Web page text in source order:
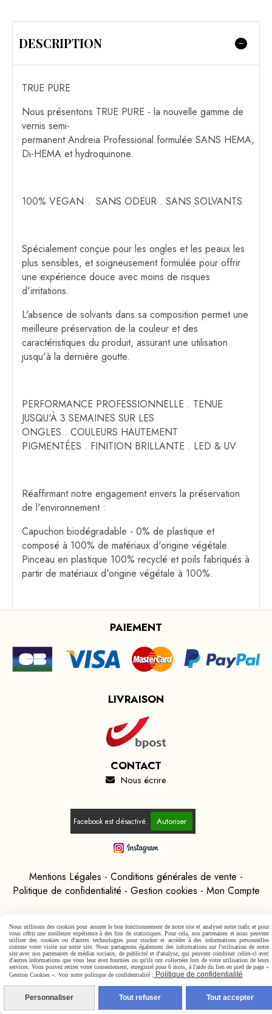
DESCRIPTION
TRUE PURE
Nous présentons TRUE PURE - la nouvelle gamme de
vernis semi-
permanent Andreia Professional formulée SANS HEMA,
Di-HEMA et hydroquinone.
100% VEGAN . SANS ODEUR . SANS SOLVANTS
Spécialement conçue pour les ongles et les peaux les
plus sensibles, et soigneusement formulée pour offrir
une expérience douce avec moins de risques
d'irritations.
L'absence de solvants dans sa composition permet une
meilleure préservation de la couleur et des
caractéristiques du produit, assurant une utilisation
jusqu'à la dernière goutte.
PERFORMANCE PROFESSIONNELLE . TENUE
JUSQU'À 3 SEMAINES SUR LES
ONGLES . COULEURS HAUTEMENT
PIGMENTÉES . FINITION BRILLANTE . LED & UV
Réaffirmant notre engagement envers la préservation
de l'environnement :
Capuchon biodégradable - 0% de plastique et
composé à 100% de matériaux d'origine végétale.
Pinceau en plastique 100% recyclé et poils fabriqués à
partir de matériaux d'origine végétale à 100%.
PAIEMENT
LIVRAISON
CONTACT
 Nous écrire
Facebook est désactivé. Autoriser
Mentions Légales
Conditions générales de vente
Politique de confidentialité
Gestion cookies Mon Compte
Nous utilisons des cookies pour assurer le bon fonctionnement de notre site et analyser notre trafic et pour
vous offrir une meilleure expérience à des fins de statistiques. Pour cela, nos partenaires et nous peuvent
utiliser des cookies ou d'autres technologies pour stocker et accéder à des informations personnelles
comme votre visite sur notre site. Nous partageons également des informations sur l'utilisation de notre
site avec nos partenaires de médias sociaux, de publicité et d'analyse, qui peuvent combiner celles-ci avec
d'autres informations que vous leur avez fournies ou qu'ils ont collectées lors de votre utilisation de leurs
services. Vous pouvez retirer votre consentement, enregistré pour 6 mois, à l'aide du lien en pied de page «
Gestion Cookies ». Voir notre politique de confidentialité : Politique de confidentialité
Personnaliser Tout refuser Tout accepter